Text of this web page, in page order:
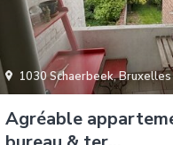
1030 Schaerbeek,Bruxelles
Agréable